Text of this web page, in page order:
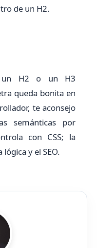
de un H2.
un H2 o un H3
queda bonita en
te aconsejo
semánticas por
con CSS; la
y el SEO.